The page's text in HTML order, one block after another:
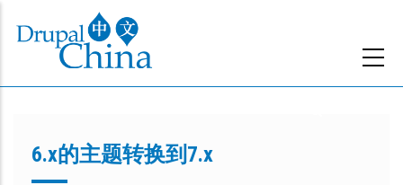
主
6.x的主题转换到7.x